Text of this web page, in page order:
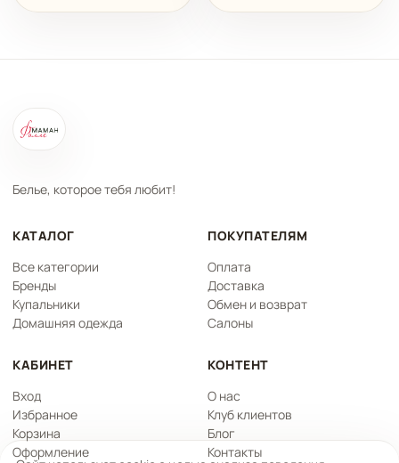
Белье, которое тебя любит!
КАТАЛОГ
Все категории
Бренды
Купальники
Домашняя одежда
ПОКУПАТЕЛЯМ
Оплата
Доставка
Обмен и возврат
Салоны
КАБИНЕТ
Вход
Избранное
Корзина
Оформление
КОНТЕНТ
О нас
Клуб клиентов
Блог
Контакты